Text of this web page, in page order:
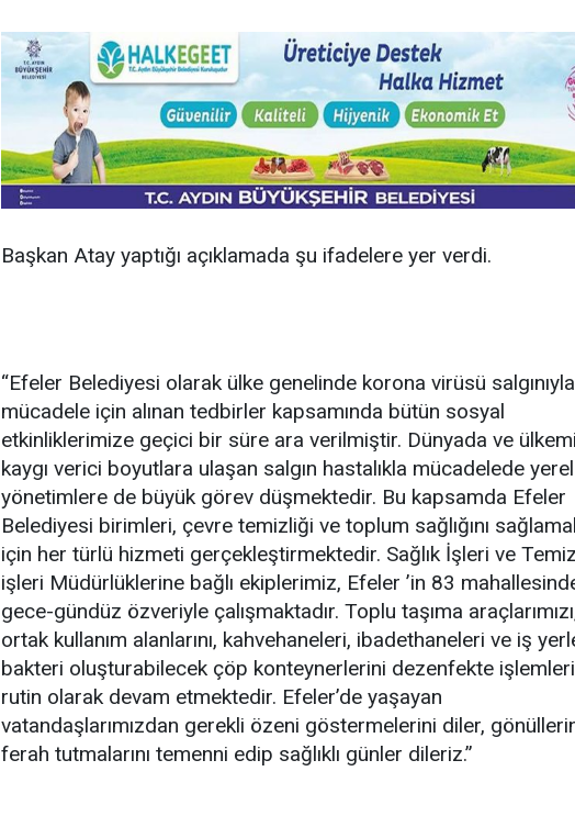
Başkan Atay yaptığı açıklamada şu ifadelere yer verdi.
“Efeler Belediyesi olarak ülke genelinde korona virüsü salgınıyla
mücadele için alınan tedbirler kapsamında bütün sosyal
etkinliklerimize geçici bir süre ara verilmiştir. Dünyada ve
kaygı verici boyutlara ulaşan salgın hastalıkla mücadelede yerel
yönetimlere de büyük görev düşmektedir. Bu kapsamda Efeler
Belediyesi birimleri, çevre temizliği ve toplum sağlığını
için her türlü hizmeti gerçekleştirmektedir. Sağlık İşleri ve
işleri Müdürlüklerine bağlı ekiplerimiz, Efeler ’in 83
gece-gündüz özveriyle çalışmaktadır. Toplu taşıma
ortak kullanım alanlarını, kahvehaneleri, ibadethaneleri ve iş
bakteri oluşturabilecek çöp konteynerlerini dezenfekte
rutin olarak devam etmektedir. Efeler’de yaşayan
vatandaşlarımızdan gerekli özeni göstermelerini diler,
ferah tutmalarını temenni edip sağlıklı günler dileriz.”